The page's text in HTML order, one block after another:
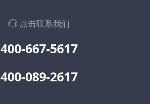
点击联系我们
400-667-5617
400-089-2617